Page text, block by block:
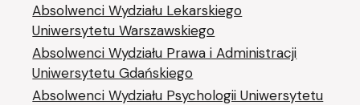
Absolwenci Wydziału Lekarskiego
Uniwersytetu Warszawskiego
Absolwenci Wydziału Prawa i Administracji
Uniwersytetu Gdańskiego
Absolwenci Wydziału Psychologii Uniwersytetu